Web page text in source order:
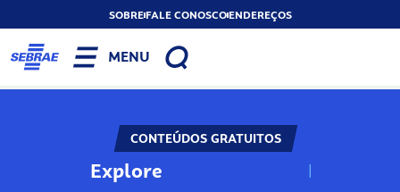
SOBREFALE CONOSCOENDEREÇOS
MENU
CONTEÚDOS GRATUITOS
Explore N